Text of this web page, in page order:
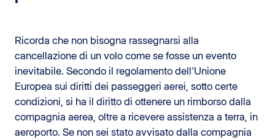
Ricorda che non bisogna rassegnarsi alla
cancellazione di un volo come se fosse un evento
inevitabile. Secondo il regolamento dell'Unione
Europea sui diritti dei passeggeri aerei, sotto certe
condizioni, si ha il diritto di ottenere un rimborso dalla
compagnia aerea, oltre a ricevere assistenza a terra, in
aeroporto. Se non sei stato avvisato dalla compagnia